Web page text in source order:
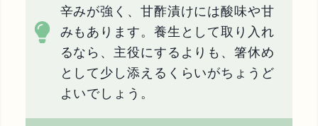
辛みが強く、甘酢漬けには酸味や甘
みもあります。養生として取り入れ
るなら、主役にするよりも、箸休め
として少し添えるくらいがちょうど
よいでしょう。